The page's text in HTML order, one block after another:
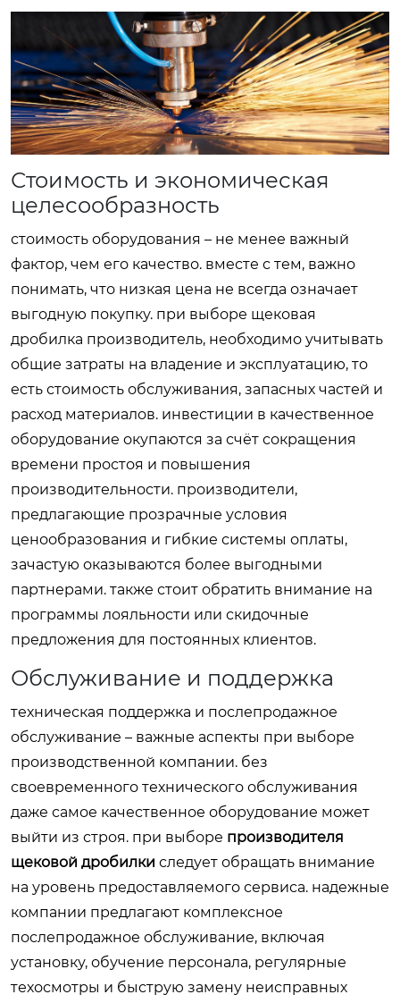
Стоимость и экономическая
целесообразность
стоимость оборудования – не менее важный
фактор, чем его качество. вместе с тем, важно
понимать, что низкая цена не всегда означает
выгодную покупку. при выборе щековая
дробилка производитель, необходимо учитывать
общие затраты на владение и эксплуатацию, то
есть стоимость обслуживания, запасных частей и
расход материалов. инвестиции в качественное
оборудование окупаются за счёт сокращения
времени простоя и повышения
производительности. производители,
предлагающие прозрачные условия
ценообразования и гибкие системы оплаты,
зачастую оказываются более выгодными
партнерами. также стоит обратить внимание на
программы лояльности или скидочные
предложения для постоянных клиентов.
Обслуживание и поддержка
техническая поддержка и послепродажное
обслуживание – важные аспекты при выборе
производственной компании. без
своевременного технического обслуживания
даже самое качественное оборудование может
выйти из строя. при выборе производителя
щековой дробилки следует обращать внимание
на уровень предоставляемого сервиса. надежные
компании предлагают комплексное
послепродажное обслуживание, включая
установку, обучение персонала, регулярные
техосмотры и быструю замену неисправных